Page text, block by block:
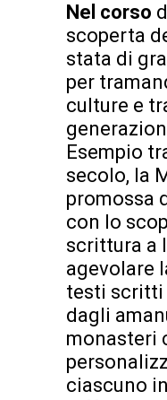
Nel corso
scoperta
stata di
per
culture e
Esempio
secolo, la
promossa
con lo
scrittura a
agevolare
testi scritti
dagli
monasteri
ciascuno